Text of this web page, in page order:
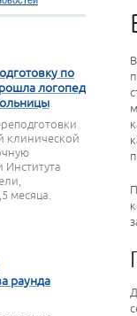
по
логопед
клинической
Института
месяца.
раунда